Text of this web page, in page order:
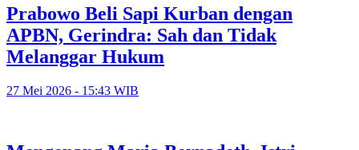
Prabowo Beli Sapi Kurban dengan
APBN, Gerindra: Sah dan Tidak
Melanggar Hukum
27 Mei 2026 - 15:43 WIB